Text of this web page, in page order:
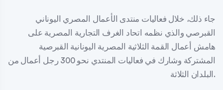
جاء ذلك، خلال فعاليات منتدى الأعمال المصري اليوناني
القبرصي والذي نظمه اتحاد الغرف التجارية المصرية على
هامش أعمال القمة الثلاثية المصرية اليونانية القبرصية
المشتركة وشارك في فعاليات المنتدي نحو 300 رجل أعمال من
البلدان الثلاثة.